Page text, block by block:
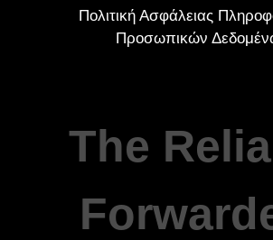
Πολιτική Ασφάλειας
Προσωπικών
The